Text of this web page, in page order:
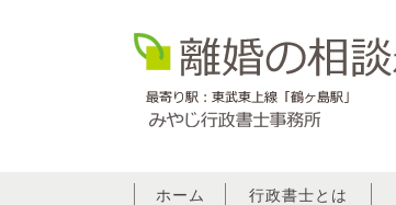
ホーム 行政書士とは